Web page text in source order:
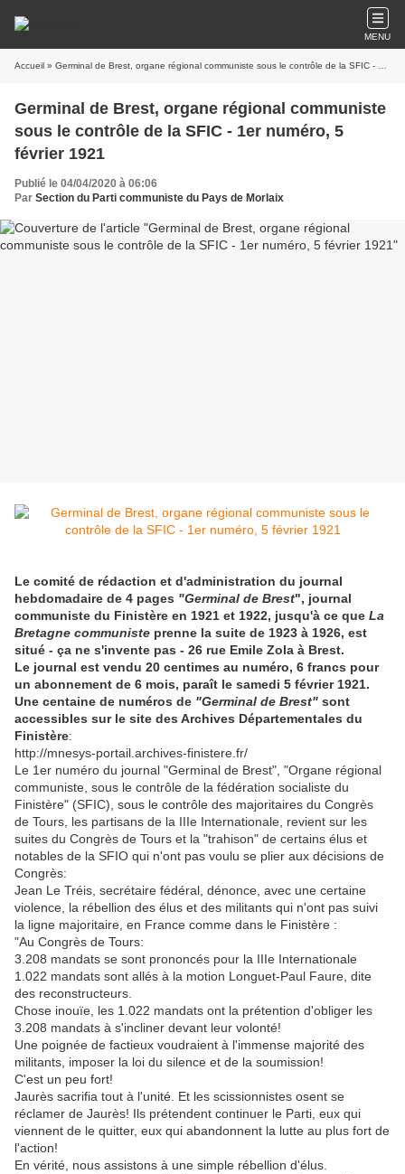
MENU
Accueil » Germinal de Brest, organe régional communiste sous le contrôle de la SFIC - 1er numéro, 5 février 1921
Germinal de Brest, organe régional communiste
sous le contrôle de la SFIC - 1er numéro, 5
février 1921
Publié le 04/04/2020 à 06:06
Par Section du Parti communiste du Pays de Morlaix
Le comité de rédaction et d'administration du journal
hebdomadaire de 4 pages "Germinal de Brest", journal
communiste du Finistère en 1921 et 1922, jusqu'à ce que La
Bretagne communiste prenne la suite de 1923 à 1926, est
situé - ça ne s'invente pas - 26 rue Emile Zola à Brest.
Le journal est vendu 20 centimes au numéro, 6 francs pour
un abonnement de 6 mois, paraît le samedi 5 février 1921.
Une centaine de numéros de "Germinal de Brest" sont
accessibles sur le site des Archives Départementales du
Finistère:
http://mnesys-portail.archives-finistere.fr/
Le 1er numéro du journal "Germinal de Brest", "Organe régional
communiste, sous le contrôle de la fédération socialiste du
Finistère" (SFIC), sous le contrôle des majoritaires du Congrès
de Tours, les partisans de la IIIe Internationale, revient sur les
suites du Congrès de Tours et la "trahison" de certains élus et
notables de la SFIO qui n'ont pas voulu se plier aux décisions de
Congrès:
Jean Le Tréis, secrétaire fédéral, dénonce, avec une certaine
violence, la rébellion des élus et des militants qui n'ont pas suivi
la ligne majoritaire, en France comme dans le Finistère :
"Au Congrès de Tours:
3.208 mandats se sont prononcés pour la IIIe Internationale
1.022 mandats sont allés à la motion Longuet-Paul Faure, dite
des reconstructeurs.
Chose inouïe, les 1.022 mandats ont la prétention d'obliger les
3.208 mandats à s'incliner devant leur volonté!
Une poignée de factieux voudraient à l'immense majorité des
militants, imposer la loi du silence et de la soumission!
C'est un peu fort!
Jaurès sacrifia tout à l'unité. Et les scissionnistes osent se
réclamer de Jaurès! Ils prétendent continuer le Parti, eux qui
viennent de le quitter, eux qui abandonnent la lutte au plus fort de
l'action!
En vérité, nous assistons à une simple rébellion d'élus.